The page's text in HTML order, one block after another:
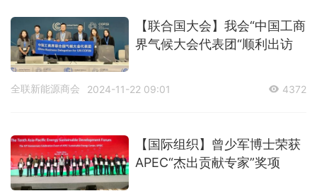
【联合国大会】我会“中国工商
界气候大会代表团“顺利出访
全联新能源商会 2024-11-22 09:01 4372
【国际组织】曾少军博士荣获
APEC“杰出贡献专家”奖项